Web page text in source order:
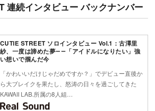
連続インタビュー バックナンバー
CUTIE STREET ソロインタビュー Vol.1：古澤里
紗、一度は諦めた夢――「アイドルになりたい」強
い想いで掴んだ今
「かわいいだけじゃだめですか？」でデビュー直後か
ら大ブレイクを果たし、怒涛の日々を過ごしてきた
KAWAII LAB.所属の8人組…